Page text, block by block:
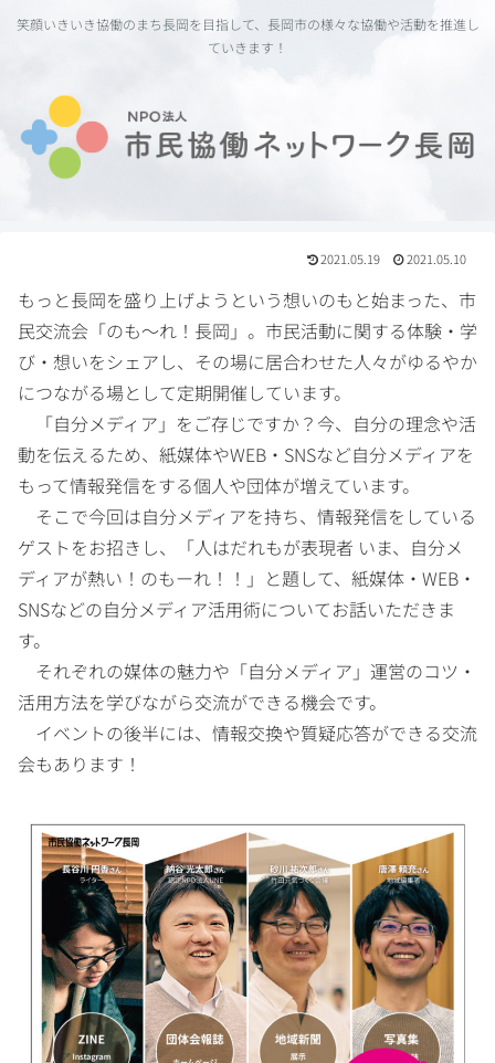
笑顔いきいき協働のまち長岡を目指して、長岡市の様々な協働や活動を推進し
ていきます！
2021.05.19 2021.05.10
もっと長岡を盛り上げようという想いのもと始まった、市
民交流会「のも～れ！長岡」。市民活動に関する体験・学
び・想いをシェアし、その場に居合わせた人々がゆるやか
につながる場として定期開催しています。
「自分メディア」をご存じですか？今、自分の理念や活
動を伝えるため、紙媒体やWEB・SNSなど自分メディアを
もって情報発信をする個人や団体が増えています。
そこで今回は自分メディアを持ち、情報発信をしている
ゲストをお招きし、「人はだれもが表現者 いま、自分メ
ディアが熱い！のもーれ！！」と題して、紙媒体・WEB・
SNSなどの自分メディア活用術についてお話いただきま
す。
それぞれの媒体の魅力や「自分メディア」運営のコツ・
活用方法を学びながら交流ができる機会です。
イベントの後半には、情報交換や質疑応答ができる交流
会もあります！